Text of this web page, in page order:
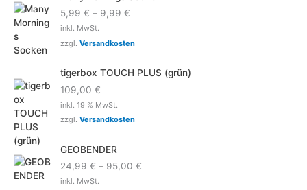
5,99€ – 9,99€
inkl. MwSt.
zzgl.Versandkosten
tigerbox TOUCH PLUS (grün)
109,00€
inkl. 19 % MwSt.
zzgl.Versandkosten
GEOBENDER
24,99€ – 95,00€
inkl. MwSt.